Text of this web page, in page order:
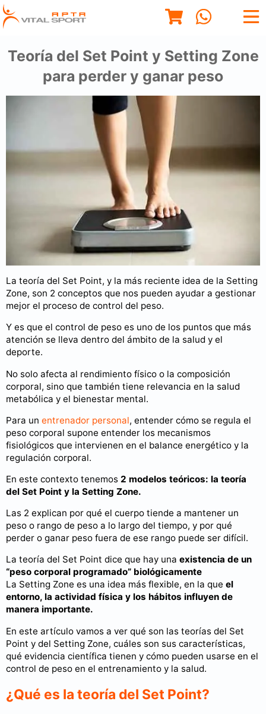
Teoría del Set Point y Setting Zone
para perder y ganar peso
La teoría del Set Point, y la más reciente idea de la Setting
Zone, son 2 conceptos que nos pueden ayudar a gestionar
mejor el proceso de control del peso.
Y es que el control de peso es uno de los puntos que más
atención se lleva dentro del ámbito de la salud y el
deporte.
No solo afecta al rendimiento físico o la composición
corporal, sino que también tiene relevancia en la salud
metabólica y el bienestar mental.
Para un entrenador personal, entender cómo se regula el
peso corporal supone entender los mecanismos
fisiológicos que intervienen en el balance energético y la
regulación corporal.
En este contexto tenemos 2 modelos teóricos: la teoría
del Set Point y la Setting Zone.
Las 2 explican por qué el cuerpo tiende a mantener un
peso o rango de peso a lo largo del tiempo, y por qué
perder o ganar peso fuera de ese rango puede ser difícil.
La teoría del Set Point dice que hay una existencia de un
“peso corporal programado” biológicamente
La Setting Zone es una idea más flexible, en la que el
entorno, la actividad física y los hábitos influyen de
manera importante.
En este artículo vamos a ver qué son las teorías del Set
Point y del Setting Zone, cuáles son sus características,
qué evidencia científica tienen y cómo pueden usarse en el
control de peso en el entrenamiento y la salud.
¿Qué es la teoría del Set Point?